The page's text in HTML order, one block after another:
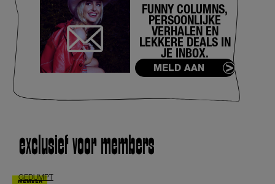
FUNNY COLUMNS,
PERSOONLIJKE
VERHALEN EN
LEKKERE DEALS IN
JE INBOX.
MELD AAN
exclusief voor members
GEDUMPT